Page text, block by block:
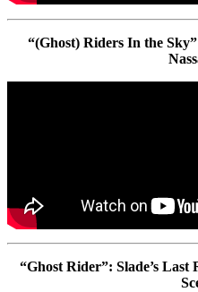
“(Ghost) Riders In the
“Ghost Rider”: Slade’s Last